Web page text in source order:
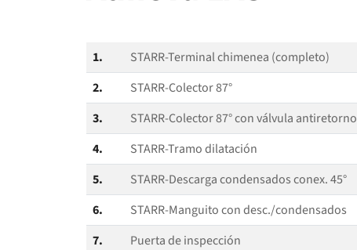
1.
STARR-Terminal chimenea (completo)
2.
STARR-Colector 87°
3.
STARR-Colector 87° con válvula antiretorno
4.
STARR-Tramo dilatación
5.
STARR-Descarga condensados conex. 45°
6.
STARR-Manguito con desc./condensados
7.
Puerta de inspección